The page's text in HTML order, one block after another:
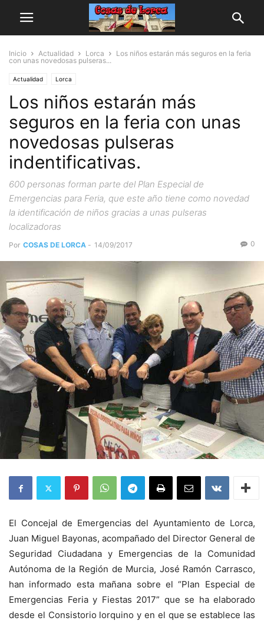
Inicio Actualidad Lorca
Los niños estarán más seguros en la feria
con unas novedosas pulseras...
Actualidad Lorca
Los niños estarán más
seguros en la feria con unas
novedosas pulseras
indentificativas.
600 personas forman parte del Plan Especial de
Emergencias para Feria, que este año tiene como novedad
la identificación de niños gracias a unas pulseras
localizadoras
Por COSAS DE LORCA - 14/09/2017 0
El Concejal de Emergencias del Ayuntamiento de Lorca,
Juan Miguel Bayonas, acompañado del Director General de
Seguridad Ciudadana y Emergencias de la Comunidad
Autónoma de la Región de Murcia, José Ramón Carrasco,
han informado esta mañana sobre el “Plan Especial de
Emergencias Feria y Fiestas 2017” que se ha elaborado
desde el Consistorio lorquino y en el que se establece las